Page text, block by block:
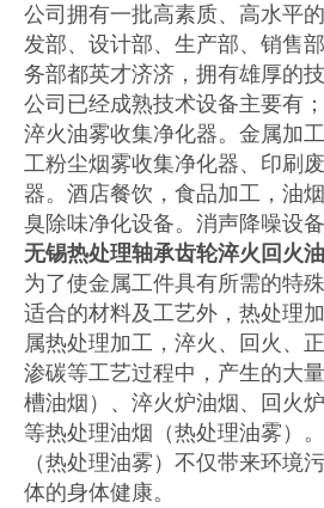
公司拥有一批高素质、高水平
发部、设计部、生产部、销售
务部都英才济济，拥有雄厚的
公司已经成熟技术设备主要有
淬火油雾收集净化器。金属加
工粉尘烟雾收集净化器、印刷
器。酒店餐饮，食品加工，油
臭除味净化设备。消声降噪设备
无锡热处理轴承齿轮淬火回火
为了使金属工件具有所需的特
适合的材料及工艺外，热处理
属热处理加工，淬火、回火、
渗碳等工艺过程中，产生的大
槽油烟）、淬火炉油烟、回火
等热处理油烟（热处理油雾）
（热处理油雾）不仅带来环境
体的身体健康。